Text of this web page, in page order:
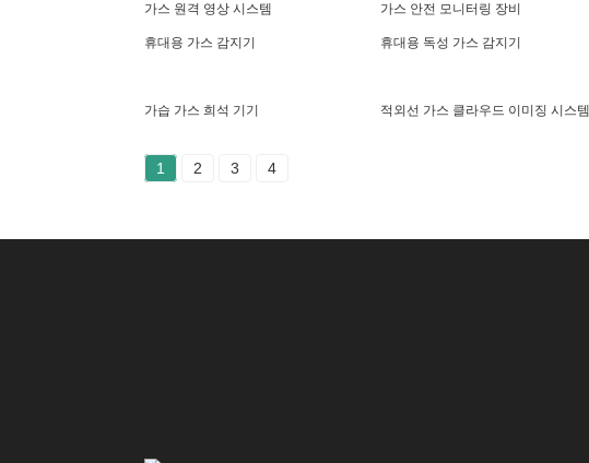
가스 원격 영상 시스템 가스 안전 모니터링 장비
휴대용 가스 감지기 휴대용 독성 가스 감지기
가습 가스 희석 기기 적외선 가스 클라우드 이미징 시스템
1 2 3 4